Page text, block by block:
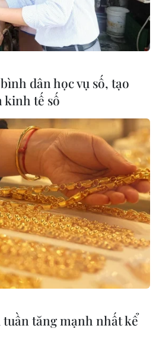
tiến trình
đạt bước
xung đột với
báo thời
với Iran
thỏa thuận về
eo biển
dân học vụ số, tạo
kinh tế số
tuần tăng mạnh nhất kể